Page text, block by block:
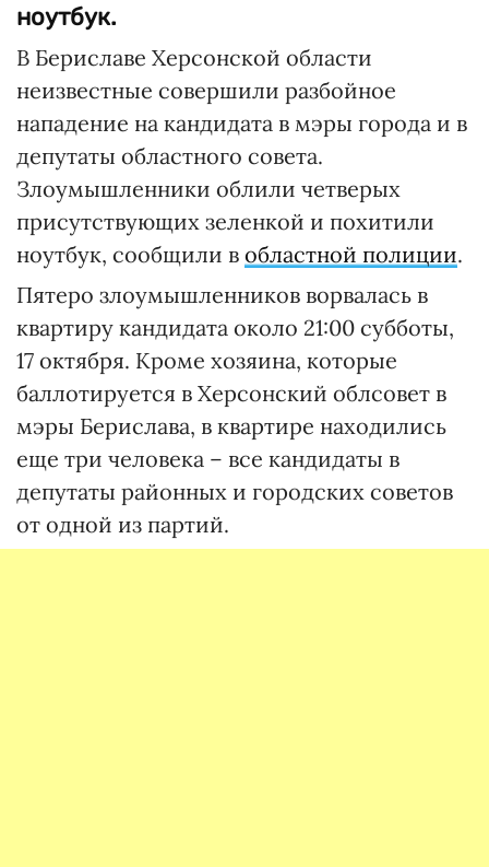
ноутбук.
В Бериславе Херсонской области
неизвестные совершили разбойное
нападение на кандидата в мэры города и в
депутаты областного совета.
Злоумышленники облили четверых
присутствующих зеленкой и похитили
ноутбук, сообщили в областной полиции.
Пятеро злоумышленников ворвалась в
квартиру кандидата около 21:00 субботы,
17 октября. Кроме хозяина, которые
баллотируется в Херсонский облсовет в
мэры Берислава, в квартире находились
еще три человека – все кандидаты в
депутаты районных и городских советов
от одной из партий.